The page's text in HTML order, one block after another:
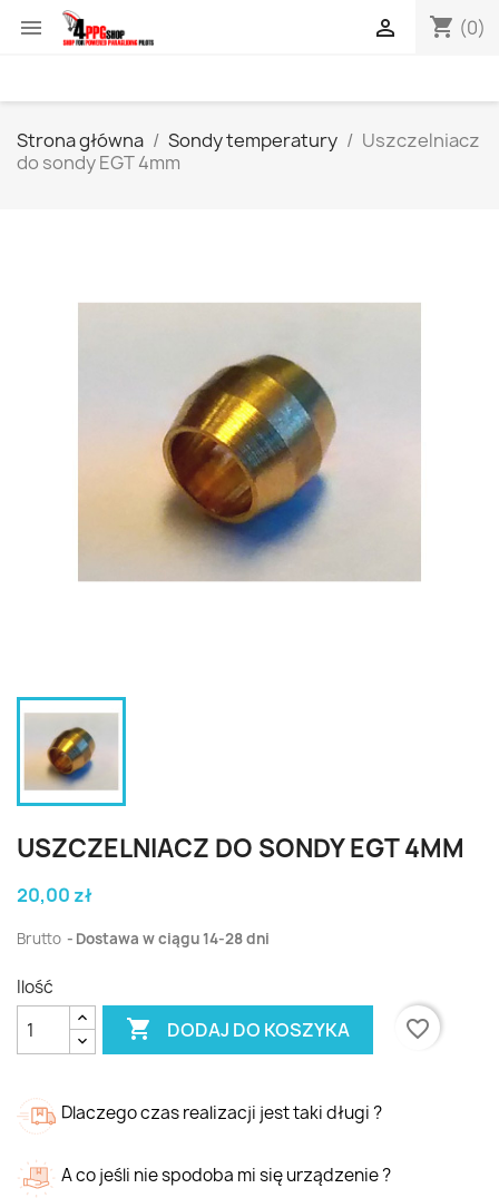
 shopping_cart (0)

Strona główna Sondy temperatury
Uszczelniacz
do sondy EGT 4mm
USZCZELNIACZ DO SONDY EGT 4MM
20,00 zł
Brutto Dostawa w ciągu 14-28 dni
Ilość
 DODAJ DO KOSZYKA favorite_border
Dlaczego czas realizacji jest taki długi ?
A co jeśli nie spodoba mi się urządzenie ?